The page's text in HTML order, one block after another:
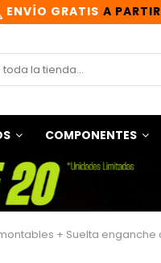
ENVÍO GRATIS A
COMPONENTES
+ Suelta enganche